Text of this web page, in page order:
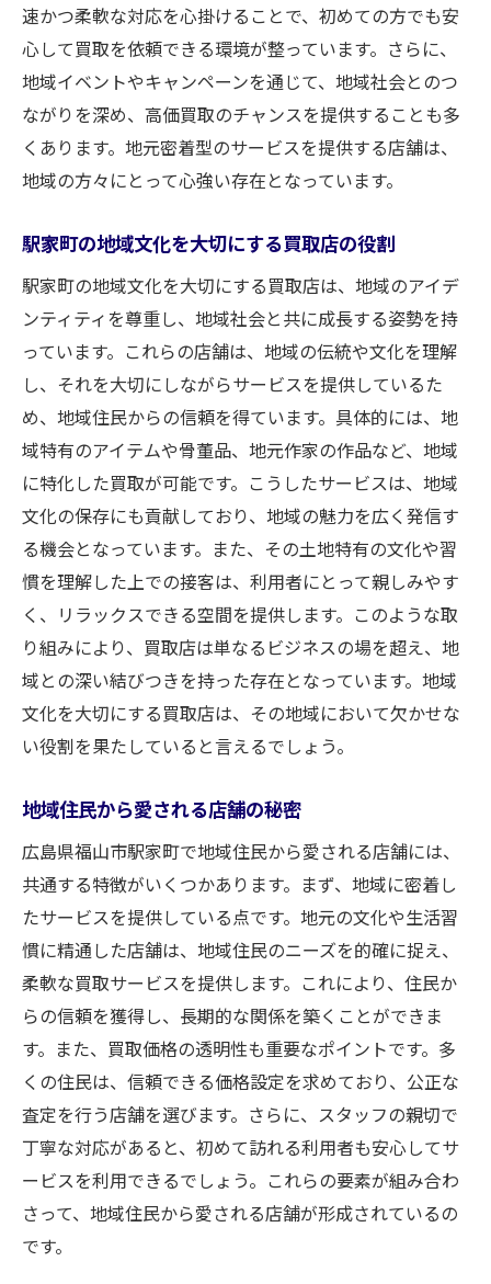
速かつ柔軟な対応を心掛けることで、初めての方でも安
心して買取を依頼できる環境が整っています。さらに、
地域イベントやキャンペーンを通じて、地域社会とのつ
ながりを深め、高価買取のチャンスを提供することも多
くあります。地元密着型のサービスを提供する店舗は、
地域の方々にとって心強い存在となっています。
駅家町の地域文化を大切にする買取店の役割
駅家町の地域文化を大切にする買取店は、地域のアイデ
ンティティを尊重し、地域社会と共に成長する姿勢を持
っています。これらの店舗は、地域の伝統や文化を理解
し、それを大切にしながらサービスを提供しているた
め、地域住民からの信頼を得ています。具体的には、地
域特有のアイテムや骨董品、地元作家の作品など、地域
に特化した買取が可能です。こうしたサービスは、地域
文化の保存にも貢献しており、地域の魅力を広く発信す
る機会となっています。また、その土地特有の文化や習
慣を理解した上での接客は、利用者にとって親しみやす
く、リラックスできる空間を提供します。このような取
り組みにより、買取店は単なるビジネスの場を超え、地
域との深い結びつきを持った存在となっています。地域
文化を大切にする買取店は、その地域において欠かせな
い役割を果たしていると言えるでしょう。
地域住民から愛される店舗の秘密
広島県福山市駅家町で地域住民から愛される店舗には、
共通する特徴がいくつかあります。まず、地域に密着し
たサービスを提供している点です。地元の文化や生活習
慣に精通した店舗は、地域住民のニーズを的確に捉え、
柔軟な買取サービスを提供します。これにより、住民か
らの信頼を獲得し、長期的な関係を築くことができま
す。また、買取価格の透明性も重要なポイントです。多
くの住民は、信頼できる価格設定を求めており、公正な
査定を行う店舗を選びます。さらに、スタッフの親切で
丁寧な対応があると、初めて訪れる利用者も安心してサ
ービスを利用できるでしょう。これらの要素が組み合わ
さって、地域住民から愛される店舗が形成されているの
です。